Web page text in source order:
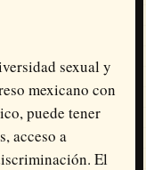
sexual y
mexicano con
puede tener
acceso a
El